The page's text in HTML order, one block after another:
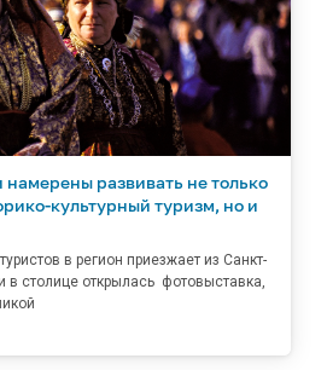
развивать не только
культурный туризм, но и
в регион приезжает из Санкт-
в столице открылась фотовыставка,